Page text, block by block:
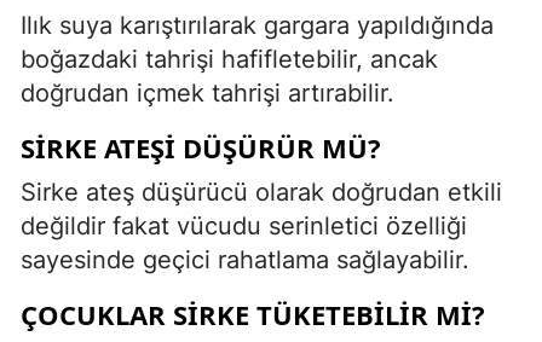
Ilık suya karıştırılarak gargara yapıldığında
boğazdaki tahrişi hafifletebilir, ancak
doğrudan içmek tahrişi artırabilir.
SIRKE ATEŞI DÜŞÜRÜR MÜ?
Sirke ateş düşürücü olarak doğrudan etkili
değildir fakat vücudu serinletici özelliği
sayesinde geçici rahatlama sağlayabilir.
ÇOCUKLAR SIRKE TÜKETEBILIR MI?